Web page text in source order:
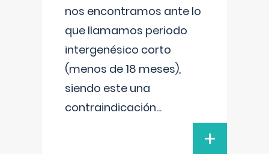
nos encontramos ante lo
que llamamos periodo
intergenésico corto
(menos de 18 meses),
siendo este una
contraindicación...
+